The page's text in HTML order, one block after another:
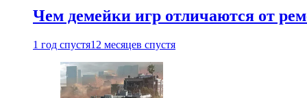
Чем демейки игр отличаются от
1 год спустя12 месяцев спустя